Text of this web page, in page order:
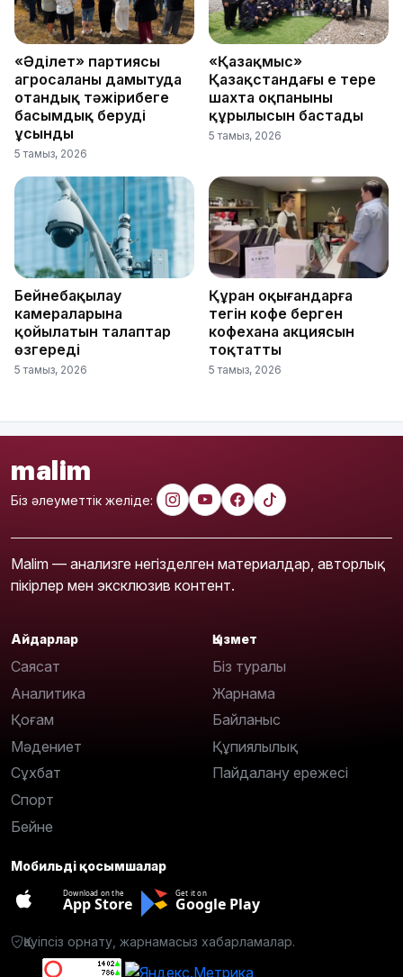
«Әділет» партиясы
агросаланы дамытуда
отандық тәжірибеге
басымдық беруді
ұсынды
5 тамыз, 2026
«Қазақмыс»
Қазақстандағы ең терең
шахта оқпанының
құрылысын бастады
5 тамыз, 2026
Бейнебақылау
камераларына
қойылатын талаптар
өзгереді
5 тамыз, 2026
Құран оқығандарға
тегін кофе берген
кофехана акциясын
тоқтатты
5 тамыз, 2026
malim
Біз әлеуметтік желіде:
Malim — анализге негізделген материалдар, авторлық
пікірлер мен эксклюзив контент.
Айдарлар
Саясат
Аналитика
Қоғам
Мәдениет
Сұхбат
Спорт
Бейне
Қызмет
Біз туралы
Жарнама
Байланыс
Құпиялылық
Пайдалану ережесі
Мобильді қосымшалар
Download on the
App Store
Get it on
Google Play
Қауіпсіз орнату, жарнамасыз хабарламалар.